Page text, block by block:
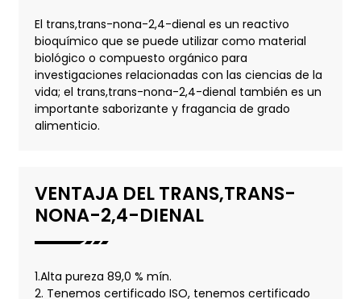
El trans,trans-nona-2,4-dienal es un reactivo
bioquímico que se puede utilizar como material
biológico o compuesto orgánico para
investigaciones relacionadas con las ciencias de la
vida; el trans,trans-nona-2,4-dienal también es un
importante saborizante y fragancia de grado
alimenticio.
VENTAJA DEL TRANS,TRANS-
NONA-2,4-DIENAL
1.Alta pureza 89,0 % mín.
2. Tenemos certificado ISO, tenemos certificado